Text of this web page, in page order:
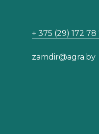
+ 375 (29) 172 78
zamdir@agra.by